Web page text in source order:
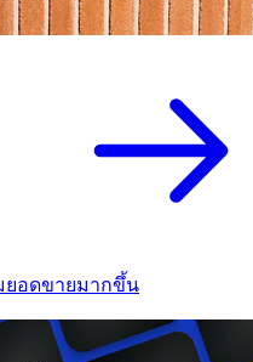
ยอดขายมากขึ้น